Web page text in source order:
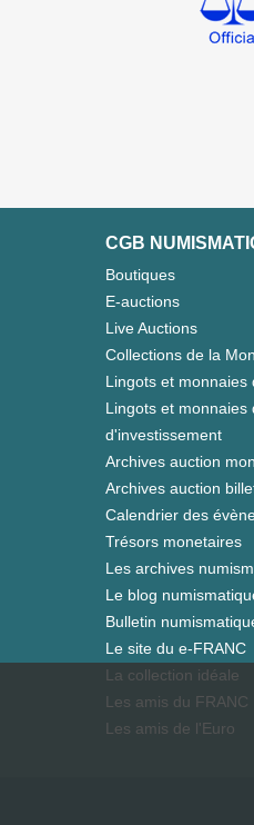
CGB
Boutiques
E-auctions
Live Auctions
Collections de la
Lingots et
Lingots et monnaies
d'investissement
Archives auction
Archives auction
Calendrier des
Trésors monetaires
Les archives
Le blog
Bulletin
Le site du e-FRANC
La collection idéale
Les amis du FRANC
Les amis de l'Euro